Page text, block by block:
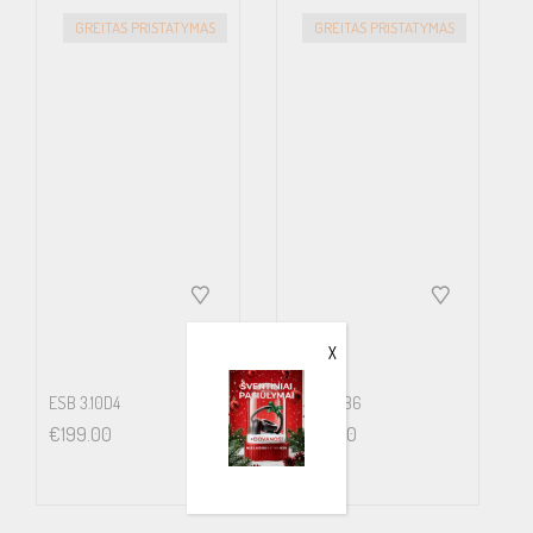
GREITAS PRISTATYMAS
ESB 3.10D4
€199.00
GREITAS PRISTATYMAS
ESB 3.WB6
€399.00
X